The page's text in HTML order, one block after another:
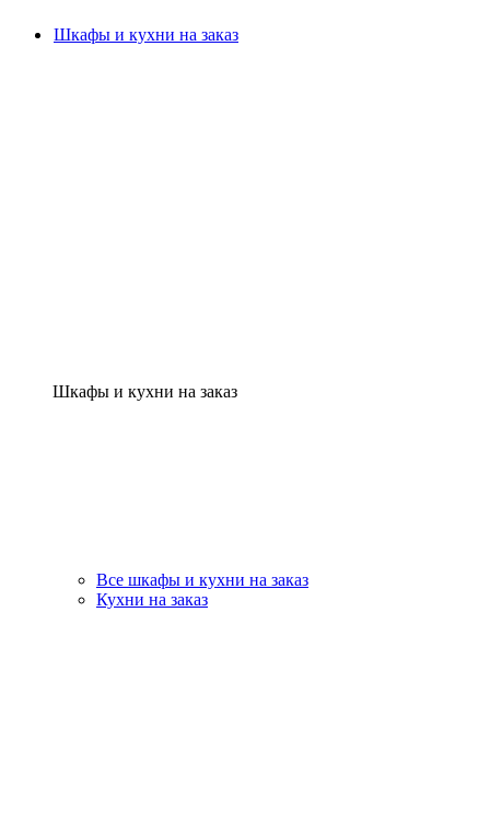
Шкафы и кухни на заказ
Шкафы и кухни на заказ
Все шкафы и кухни на заказ
Кухни на заказ